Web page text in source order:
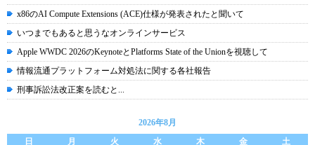
x86のAI Compute Extensions (ACE)仕様が発表されたと聞いて
いつまでもあると思うなオンラインサービス
Apple WWDC 2026のKeynoteとPlatforms State of the Unionを視聴して
情報流通プラットフォーム対処法に関する各社報告
刑事訴訟法改正案を読むと...
2026年8月
日
月 火 水 木 金
土